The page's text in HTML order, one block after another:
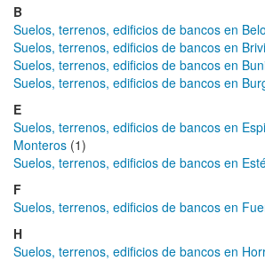
B
Suelos, terrenos, edificios de bancos en
Suelos, terrenos, edificios de bancos en
Suelos, terrenos, edificios de bancos en
Suelos, terrenos, edificios de bancos en
E
Suelos, terrenos, edificios de bancos en
Monteros (1)
Suelos, terrenos, edificios de bancos en
F
Suelos, terrenos, edificios de bancos en
H
Suelos, terrenos, edificios de bancos en